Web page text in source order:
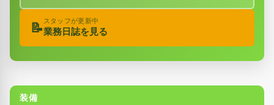
📝 スタッフが更新中
業務日誌を見る
装備